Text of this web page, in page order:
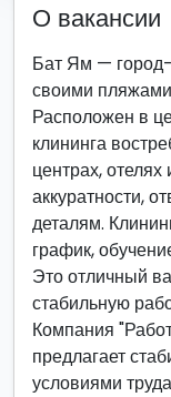
О вакансии
Бат Ям —
своими
Расположен в
клининга
центрах,
аккуратности,
деталям.
график,
Это отличный
стабильную
Компания
предлагает
условиями